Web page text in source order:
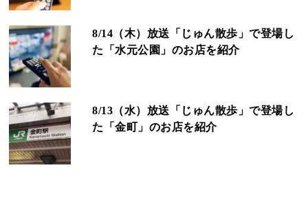
8/14（木）放送「じゅん散歩」で登場し
た「水元公園」のお店を紹介
8/13（水）放送「じゅん散歩」で登場し
た「金町」のお店を紹介